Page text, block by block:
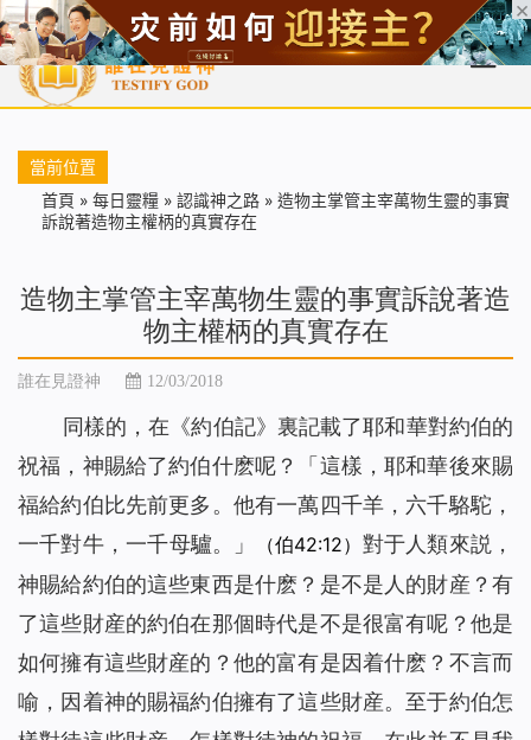
首頁 每日靈糧 天國福音 基督徒見證 信仰解答 聖經
當前位置
首頁 » 每日靈糧 » 認識神之路 » 造物主掌管主宰萬物生靈的事實
訴說著造物主權柄的真實存在
造物主掌管主宰萬物生靈的事實訴說著造
物主權柄的真實存在
誰在見證神 12/03/2018
同樣的，在《約伯記》裏記載了耶和華對約伯的
祝福，神賜給了約伯什麽呢？「這樣，耶和華後來賜
福給約伯比先前更多。他有一萬四千羊，六千駱駝，
一千對牛，一千母驢。」
（伯42:12） 對于人類來説，
神賜給約伯的這些東西是什麽？是不是人的財産？有
了這些財産的約伯在那個時代是不是很富有呢？他是
如何擁有這些財産的？他的富有是因着什麽？不言而
喻，因着神的賜福約伯擁有了這些財産。至于約伯怎